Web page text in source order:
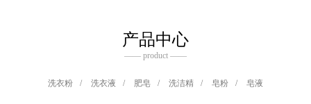
产品中心
—— product ——
洗衣粉 / 洗衣液 / 肥皂 / 洗洁精 / 皂粉 / 皂液